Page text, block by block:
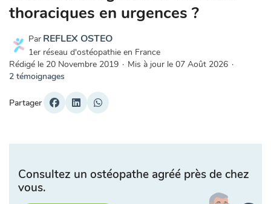
thoraciques en urgences ?
Par REFLEX OSTEO
1er réseau d'ostéopathie en France
Rédigé le 20 Novembre 2019 · Mis à jour le 07 Août 2026 ·
2 témoignages
Partager
Consultez un ostéopathe agréé près de chez
vous.